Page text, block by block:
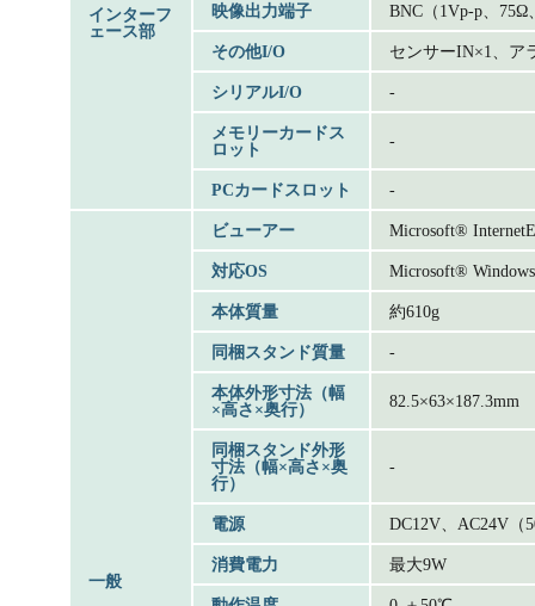
インターフ
ェース部
映像出力端子 BNC（1Vp-p、75Ω
その他I/O センサーIN×1、ア
シリアルI/O -
メモリーカードス
ロット
-
PCカードスロット -
一般
ビューアー Microsoft®
対応OS Microsoft®
本体質量 約610g
同梱スタンド質量 -
本体外形寸法（幅
×高さ×奥行）
82.5×63×187.3mm
同梱スタンド外形
寸法（幅×高さ×奥
行）
-
電源 DC12V、AC24V（
消費電力 最大9W